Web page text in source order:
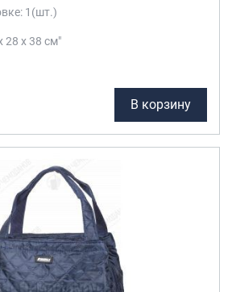
Аксессуары
Чехлы для чемоданов
1(шт.)
28 х 38 см"
В корзину